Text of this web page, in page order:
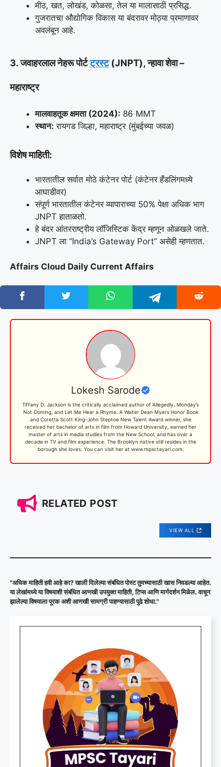
मीठ, खत, लोखंड, कोळसा, तेल या मालासाठी प्रसिद्ध.
गुजरातचा औद्योगिक विकास या बंदरावर मोठ्या प्रमाणावर
अवलंबून आहे.
3. जवाहरलाल नेहरू पोर्टट्रस्ट(JNPT), न्हावा शेवा –
महाराष्ट्र
मालवाहतूक क्षमता (2024): 86 MMT
स्थान: रायगड जिल्हा, महाराष्ट्र (मुंबईच्या जवळ)
विशेष माहिती:
भारतातील सर्वात मोठे कंटेनर पोर्ट (कंटेनर हँडलिंगमध्ये
आघाडीवर)
संपूर्ण भारतातील कंटेनर व्यापाराच्या 50% पेक्षा अधिक भाग
JNPT हाताळतो.
हे बंदर आंतरराष्ट्रीय लॉजिस्टिक केंद्र म्हणून ओळखले जाते.
JNPT ला “India’s Gateway Port” असेही म्हणतात.
Affairs Cloud Daily Current Affairs
Lokesh Sarode
Tiffany D. Jackson is the critically acclaimed author of Allegedly, Monday’s
Not Coming, and Let Me Hear a Rhyme. A Walter Dean Myers Honor Book
and Coretta Scott King–John Steptoe New Talent Award winner, she
received her bachelor of arts in film from Howard University, earned her
master of arts in media studies from the New School, and has over a
decade in TV and film experience. The Brooklyn native still resides in the
borough she loves. You can visit her at www.mpsctayari.com.
RELATED POST
VIEW ALL
"अधिक माहिती हवी आहे का? खाली दिलेल्या संबंधित पोस्ट तुमच्यासाठी खास निवडल्या आहेत.
या लेखांमध्ये या विषयाशी संबंधित आणखी उपयुक्त माहिती, टिप्स आणि मार्गदर्शन मिळेल. वाचून
झालेल्या विषयाला पूरक अशी आणखी सामग्री पाहण्यासाठी पुढे शोधा."